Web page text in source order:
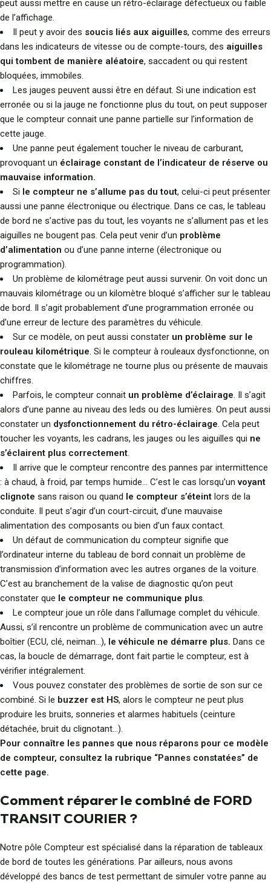
peut aussi mettre en cause un rétro-éclairage défectueux ou faible
de l’affichage.
Il peut y avoir des soucis liés aux aiguilles, comme des erreurs
dans les indicateurs de vitesse ou de compte-tours, des aiguilles
qui tombent de manière aléatoire, saccadent ou qui restent
bloquées, immobiles.
Les jauges peuvent aussi être en défaut. Si une indication est
erronée ou si la jauge ne fonctionne plus du tout, on peut supposer
que le compteur connait une panne partielle sur l’information de
cette jauge.
Une panne peut également toucher le niveau de carburant,
provoquant un éclairage constant de l’indicateur de réserve ou
mauvaise information.
Si le compteur ne s’allume pas du tout, celui-ci peut présenter
aussi une panne électronique ou électrique. Dans ce cas, le tableau
de bord ne s’active pas du tout, les voyants ne s’allument pas et les
aiguilles ne bougent pas. Cela peut venir d’un problème
d’alimentation ou d’une panne interne (électronique ou
programmation).
Un problème de kilométrage peut aussi survenir. On voit donc un
mauvais kilométrage ou un kilomètre bloqué s’afficher sur le tableau
de bord. Il s’agit probablement d’une programmation erronée ou
d’une erreur de lecture des paramètres du véhicule.
Sur ce modèle, on peut aussi constater un problème sur le
rouleau kilométrique. Si le compteur à rouleaux dysfonctionne, on
constate que le kilométrage ne tourne plus ou présente de mauvais
chiffres.
Parfois, le compteur connait un problème d’éclairage. Il s’agit
alors d’une panne au niveau des leds ou des lumières. On peut aussi
constater un dysfonctionnement du rétro-éclairage. Cela peut
toucher les voyants, les cadrans, les jauges ou les aiguilles qui ne
s’éclairent plus correctement.
Il arrive que le compteur rencontre des pannes par intermittence
: à chaud, à froid, par temps humide… C’est le cas lorsqu’unvoyant
clignote sans raison ou quand le compteur s’éteint lors de la
conduite. Il peut s’agir d’un court-circuit, d’une mauvaise
alimentation des composants ou bien d’un faux contact.
Un défaut de communication du compteur signifie que
l’ordinateur interne du tableau de bord connait un problème de
transmission d’information avec les autres organes de la voiture.
C’est au branchement de la valise de diagnostic qu’on peut
constater que le compteur ne communique plus.
Le compteur joue un rôle dans l’allumage complet du véhicule.
Aussi, s’il rencontre un problème de communication avec un autre
boîtier (ECU, clé, neiman…), le véhicule ne démarre plus. Dans ce
cas, la boucle de démarrage, dont fait partie le compteur, est à
vérifier intégralement.
Vous pouvez constater des problèmes de sortie de son sur ce
combiné. Si le buzzer est HS, alors le compteur ne peut plus
produire les bruits, sonneries et alarmes habituels (ceinture
détachée, bruit du clignotant…).
Pour connaître les pannes que nous réparons pour ce modèle
de compteur, consultez la rubrique “Pannes constatées” de
cette page.
Comment réparer le combiné de FORD
TRANSIT COURIER ?
Notre pôle Compteur est spécialisé dans la réparation de tableaux
de bord de toutes les générations. Par ailleurs, nous avons
développé des bancs de test permettant de simuler votre panne au